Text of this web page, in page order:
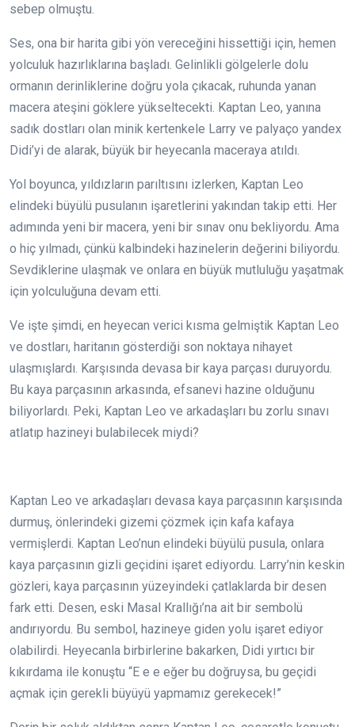
sebep olmuştu.
Ses, ona bir harita gibi yön vereceğini hissettiği için, hemen
yolculuk hazırlıklarına başladı. Gelinlikli gölgelerle dolu
ormanın derinliklerine doğru yola çıkacak, ruhunda yanan
macera ateşini göklere yükseltecekti. Kaptan Leo, yanına
sadık dostları olan minik kertenkele Larry ve palyaço yandex
Didi’yi de alarak, büyük bir heyecanla maceraya atıldı.
Yol boyunca, yıldızların parıltısını izlerken, Kaptan Leo
elindeki büyülü pusulanın işaretlerini yakından takip etti. Her
adımında yeni bir macera, yeni bir sınav onu bekliyordu. Ama
o hiç yılmadı, çünkü kalbindeki hazinelerin değerini biliyordu.
Sevdiklerine ulaşmak ve onlara en büyük mutluluğu yaşatmak
için yolculuğuna devam etti.
Ve işte şimdi, en heyecan verici kısma gelmiştik Kaptan Leo
ve dostları, haritanın gösterdiği son noktaya nihayet
ulaşmışlardı. Karşısında devasa bir kaya parçası duruyordu.
Bu kaya parçasının arkasında, efsanevi hazine olduğunu
biliyorlardı. Peki, Kaptan Leo ve arkadaşları bu zorlu sınavı
atlatıp hazineyi bulabilecek miydi?
Kaptan Leo ve arkadaşları devasa kaya parçasının karşısında
durmuş, önlerindeki gizemi çözmek için kafa kafaya
vermişlerdi. Kaptan Leo’nun elindeki büyülü pusula, onlara
kaya parçasının gizli geçidini işaret ediyordu. Larry’nin keskin
gözleri, kaya parçasının yüzeyindeki çatlaklarda bir desen
fark etti. Desen, eski Masal Krallığı’na ait bir sembolü
andırıyordu. Bu sembol, hazineye giden yolu işaret ediyor
olabilirdi. Heyecanla birbirlerine bakarken, Didi yırtıcı bir
kıkırdama ile konuştu “E e e eğer bu doğruysa, bu geçidi
açmak için gerekli büyüyü yapmamız gerekecek!”